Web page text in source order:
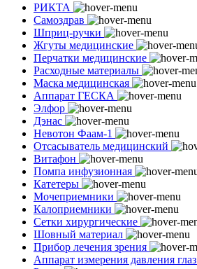
РИКТА
Самоздрав
Шприц-ручки
Жгуты медицинские
Перчатки медицинские
Расходные материалы
Маска медицинская
Аппарат ГЕСКА
Элфор
Дэнас
Невотон Фаам-1
Отсасыватель медицинский
Витафон
Помпа инфузионная
Катетеры
Мочеприемники
Калоприемники
Сетки хирургические
Шовный материал
Прибор лечения зрения
Аппарат измерения давления глаз